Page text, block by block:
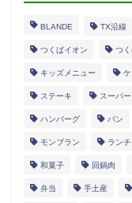
BLANDE TX沿線
つくばイオン つ
キッズメニュー
ステーキ スーパー
ハンバーグ パン
モンブラン ランチ
和菓子 回鍋肉
弁当 手土産